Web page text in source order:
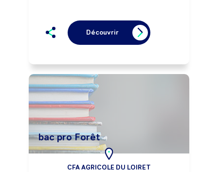
Découvrir
bac pro Forêt
CFA AGRICOLE DU LOIRET